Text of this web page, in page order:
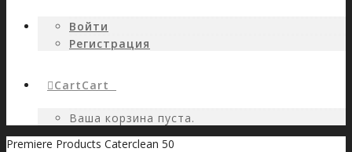
Войти
Регистрация
CartCart
Ваша корзина пуста.
Premiere Products Caterclean 50